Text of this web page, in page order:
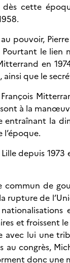
cette
pouvoir,
le
en
que le
à la
entraînant la
depuis
de
de
et froissent
lui une
congrès,
donc